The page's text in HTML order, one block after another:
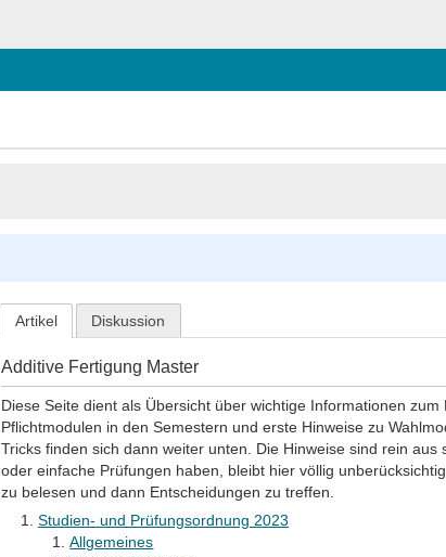
Artikel Diskussion
Additive Fertigung Master
Diese Seite dient als Übersicht über wichtige Informationen
Pflichtmodulen in den Semestern und erste Hinweise zu
Tricks finden sich dann weiter unten. Die Hinweise sind rein
oder einfache Prüfungen haben, bleibt hier völlig
zu belesen und dann Entscheidungen zu treffen.
Studien- und Prüfungsordnung 2023
Allgemeines